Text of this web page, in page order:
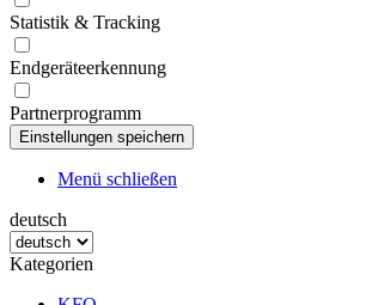
Statistik & Tracking
Endgeräteerkennung
Partnerprogramm
Menü schließen
deutsch
Kategorien